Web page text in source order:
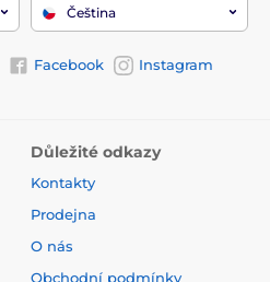
Čeština
Facebook
Instagram
Důležité odkazy
Kontakty
Prodejna
O nás
Obchodní podmínky